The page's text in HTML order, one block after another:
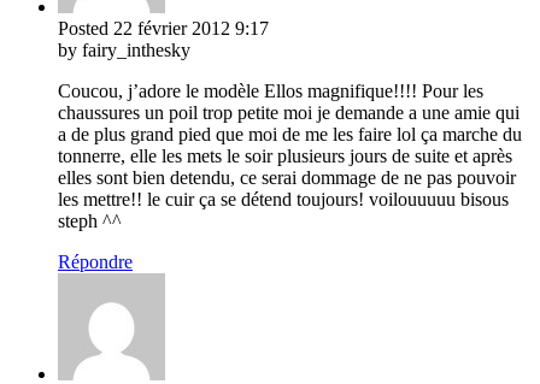
Posted 22 février 2012 9:17
by fairy_inthesky
Coucou, j’adore le modèle Ellos magnifique!!!! Pour les
chaussures un poil trop petite moi je demande a une amie qui
a de plus grand pied que moi de me les faire lol ça marche du
tonnerre, elle les mets le soir plusieurs jours de suite et après
elles sont bien detendu, ce serai dommage de ne pas pouvoir
les mettre!! le cuir ça se détend toujours! voilouuuuu bisous
steph ^^
Répondre